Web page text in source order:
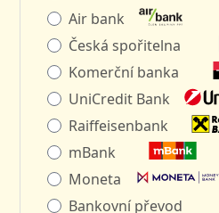
Air bank
Česká spořitelna
Komerční banka
UniCredit Bank
Raiffeisenbank
mBank
Moneta
Bankovní převod